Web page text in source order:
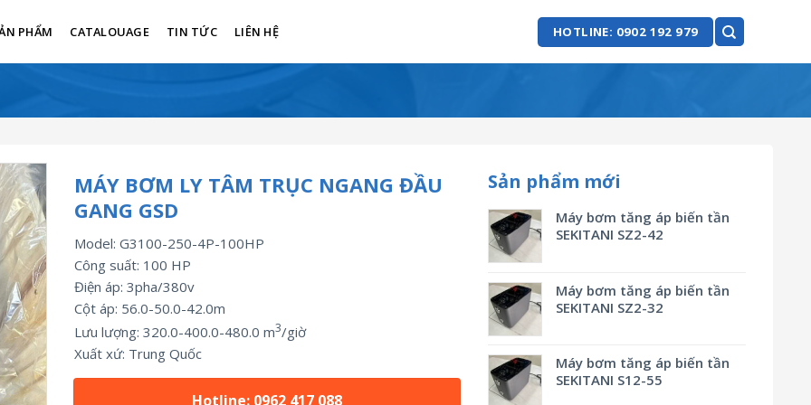
PHẨM CATALOUAGE TIN TỨC LIÊN HỆ HOTLINE: 0902 192 979
Sản phẩm mới
Máy bơm tăng áp biến tần
SEKITANI SZ2-42
Máy bơm tăng áp biến tần
SEKITANI SZ2-32
Máy bơm tăng áp biến tần
SEKITANI S12-55
MÁY BƠM LY TÂM TRỤC NGANG ĐẦU
GANG GSD
Model: G3100-250-4P-100HP
Công suất: 100 HP
Điện áp: 3pha/380v
Cột áp: 56.0-50.0-42.0m
Lưu lượng: 320.0-400.0-480.0 m3/giờ
Xuất xứ: Trung Quốc
Hotline: 0962 417 088